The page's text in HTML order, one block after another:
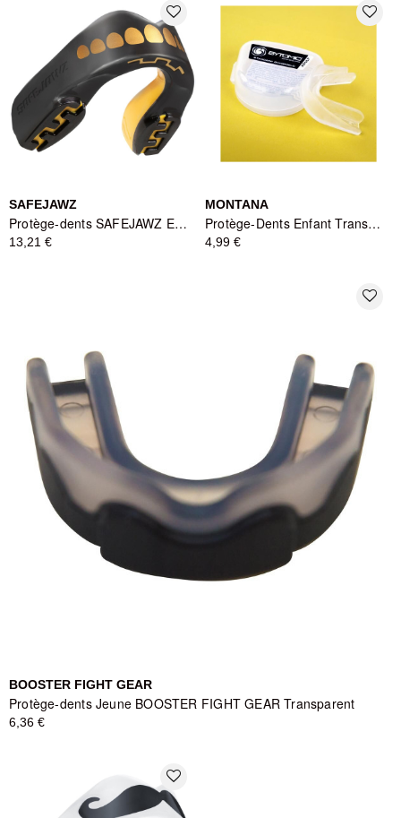
favorite_border
SAFEJAWZ
Protège-dents SAFEJAWZ EXTRO GOLDIE Doré - Protection et Style - Enfant
13,21 €
favorite_border
MONTANA
Protège-Dents Enfant Transparent
4,99 €
favorite_border
BOOSTER FIGHT GEAR
Protège-dents Jeune BOOSTER FIGHT GEAR Transparent
6,36 €
favorite_border